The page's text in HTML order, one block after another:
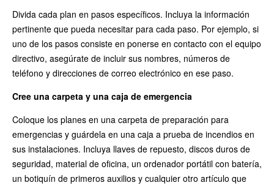
Divida cada plan en pasos específicos. Incluya la información
pertinente que pueda necesitar para cada paso. Por ejemplo, si
uno de los pasos consiste en ponerse en contacto con el equipo
directivo, asegúrate de incluir sus nombres, números de
teléfono y direcciones de correo electrónico en ese paso.
Cree una carpeta y una caja de emergencia
Coloque los planes en una carpeta de preparación para
emergencias y guárdela en una caja a prueba de incendios en
sus instalaciones. Incluya llaves de repuesto, discos duros de
seguridad, material de oficina, un ordenador portátil con batería,
un botiquín de primeros auxilios y cualquier otro artículo que